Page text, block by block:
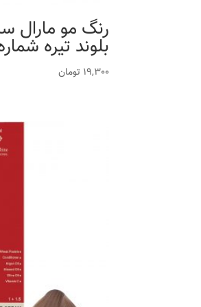
رنگ مو مارال
بلوند تیره شماره
19,300 تومان